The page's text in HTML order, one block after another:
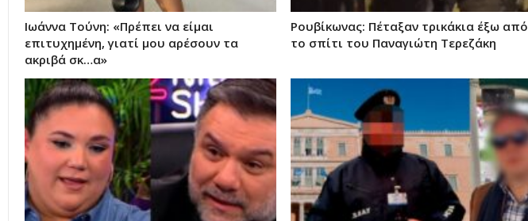
Ιωάννα Τούνη: «Πρέπει να είμαι
επιτυχημένη, γιατί μου αρέσουν τα
ακριβά σκ…α»
Ρουβίκωνας: Πέταξαν τρικάκια έξω από
το σπίτι του Παναγιώτη Τερεζάκη